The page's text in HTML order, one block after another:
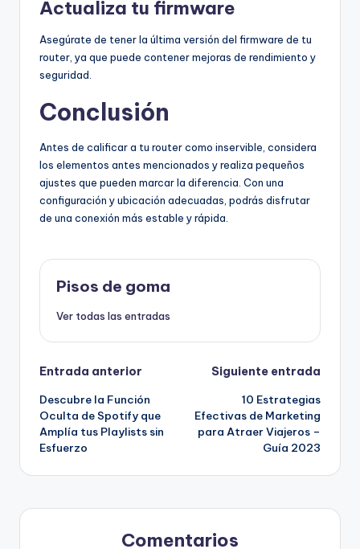
Actualiza tu firmware
Asegúrate de tener la última versión del firmware de tu
router, ya que puede contener mejoras de rendimiento y
seguridad.
Conclusión
Antes de calificar a tu router como inservible, considera
los elementos antes mencionados y realiza pequeños
ajustes que pueden marcar la diferencia. Con una
configuración y ubicación adecuadas, podrás disfrutar
de una conexión más estable y rápida.
Pisos de goma
Ver todas las entradas
Navegación
de
entradas
Entrada anterior
Descubre la Función
Oculta de Spotify que
Amplía tus Playlists sin
Esfuerzo
Siguiente entrada
10 Estrategias
Efectivas de Marketing
para Atraer Viajeros –
Guía 2023
Comentarios